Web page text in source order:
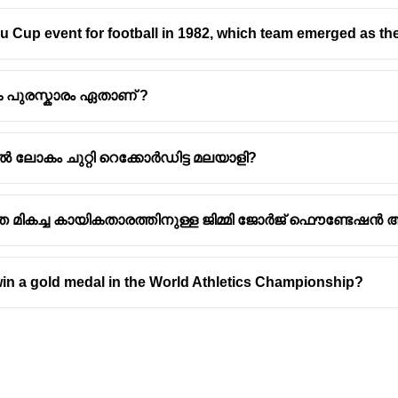
അവാർഡ്
ഏറ്റവും വലിയ പുരസ്കാരമാണ് ധ്യാൻചന്ദ് ഖേൽ രത്ന
രത്ന അവാർഡ് എന്നറിയപ്പെട്ടിരുന്നു.
ധ്യാൻചന്ദിന്റെ ഓർമ്മയ്ക്കായാണ് ഈ
നൽകി തുടങ്ങിയത്.
Cup event for football in 1982, which team emerged as
പുരസ്കാരം ഏതാണ് ?
ലോകം ചുറ്റി റെക്കോർഡിട്ട മലയാളി?
കായികതാരത്തിനുള്ള ജിമ്മി ജോര്‍ജ്‌ ഫൌണ്ടേഷന്‍
a gold medal in the World Athletics Championship?